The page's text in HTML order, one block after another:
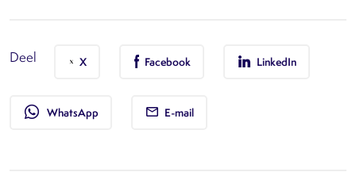
Deel X Facebook LinkedIn
whatsapp WhatsApp E-mail